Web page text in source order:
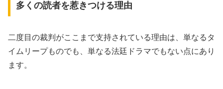
多くの読者を惹きつける理由
二度目の裁判がここまで支持されている理由は、単なるタ
イムリープものでも、単なる法廷ドラマでもない点にあり
ます。